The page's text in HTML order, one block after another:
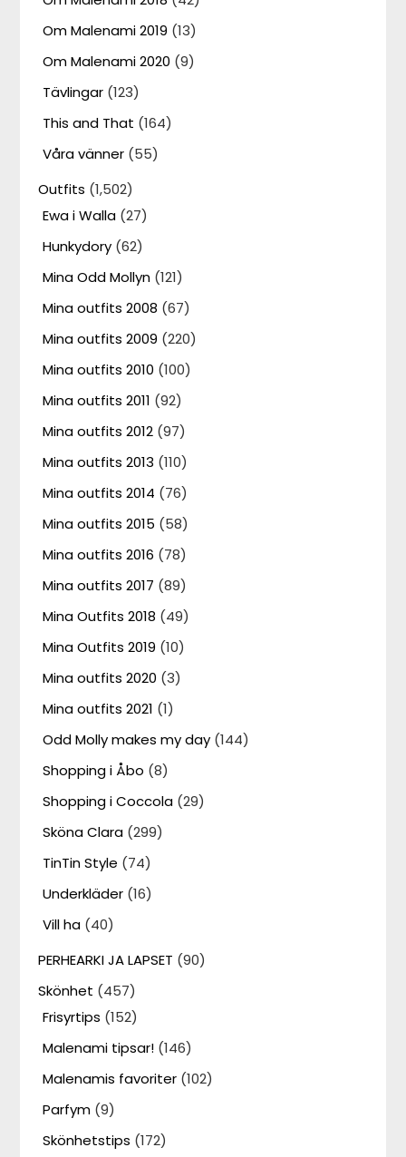
Om Malenami 2019 (13)
Om Malenami 2020 (9)
Tävlingar (123)
This and That (164)
Våra vänner (55)
Outfits (1,502)
Ewa i Walla (27)
Hunkydory (62)
Mina Odd Mollyn (121)
Mina outfits 2008 (67)
Mina outfits 2009 (220)
Mina outfits 2010 (100)
Mina outfits 2011 (92)
Mina outfits 2012 (97)
Mina outfits 2013 (110)
Mina outfits 2014 (76)
Mina outfits 2015 (58)
Mina outfits 2016 (78)
Mina outfits 2017 (89)
Mina Outfits 2018 (49)
Mina Outfits 2019 (10)
Mina outfits 2020 (3)
Mina outfits 2021 (1)
Odd Molly makes my day (144)
Shopping i Åbo (8)
Shopping i Coccola (29)
Sköna Clara (299)
TinTin Style (74)
Underkläder (16)
Vill ha (40)
PERHEARKI JA LAPSET (90)
Skönhet (457)
Frisyrtips (152)
Malenami tipsar! (146)
Malenamis favoriter (102)
Parfym (9)
Skönhetstips (172)